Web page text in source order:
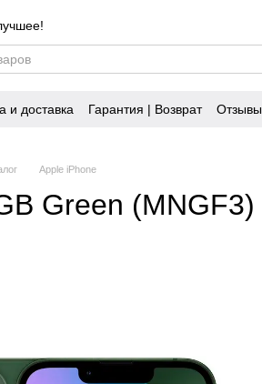
и доставка Гарантия | Возврат Отзывы
Apple iPhone
Green (MNGF3)